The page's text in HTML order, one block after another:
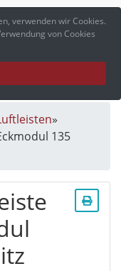
»
135
verwenden wir Cookies.
von Cookies